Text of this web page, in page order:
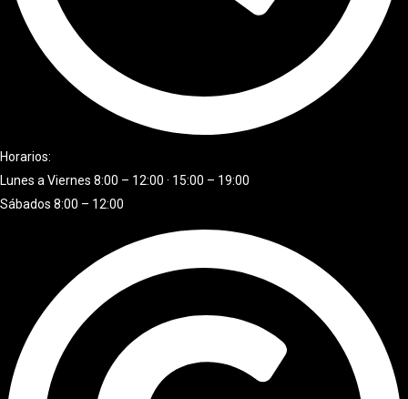
Horarios:
Lunes a Viernes 8:00 – 12:00 · 15:00 – 19:00
Sábados 8:00 – 12:00